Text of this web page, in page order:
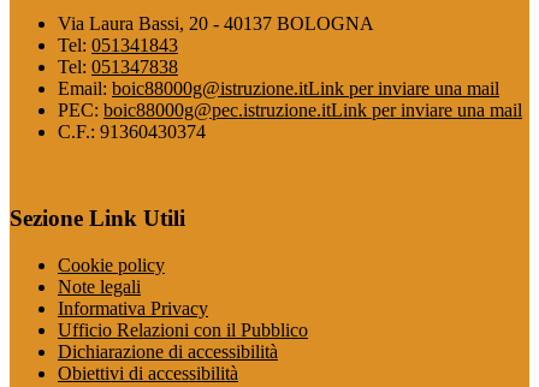
Via Laura Bassi, 20 - 40137 BOLOGNA
Tel: 051341843
Tel: 051347838
Email: boic88000g@istruzione.itLink per inviare una mail
PEC: boic88000g@pec.istruzione.itLink per inviare una mail
C.F.: 91360430374
Sezione Link Utili
Cookie policy
Note legali
Informativa Privacy
Ufficio Relazioni con il Pubblico
Dichiarazione di accessibilità
Obiettivi di accessibilità